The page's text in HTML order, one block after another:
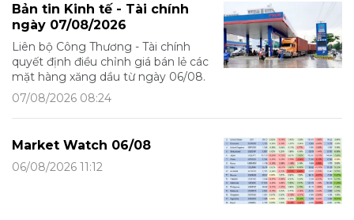
Bản tin Kinh tế - Tài chính
ngày 07/08/2026
Liên bộ Công Thương - Tài chính
quyết định điều chỉnh giá bán lẻ các
mặt hàng xăng dầu từ ngày 06/08.
07/08/2026 08:24
Market Watch 06/08
06/08/2026 11:12